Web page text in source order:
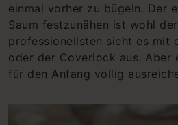
einmal vorher zu bügeln. Der
Saum festzunähen ist wohl
professionellsten sieht es mit
oder der Coverlock aus. Aber
für den Anfang völlig